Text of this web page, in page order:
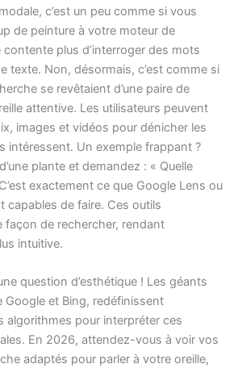
c’est un peu comme si vous
de peinture à votre moteur de
contente plus d’interroger des mots
texte. Non, désormais, c’est comme si
se revêtaient d’une paire de
attentive. Les utilisateurs peuvent
images et vidéos pour dénicher les
intéressent. Un exemple frappant ?
plante et demandez : « Quelle
exactement ce que Google Lens ou
capables de faire. Ces outils
de rechercher, rendant
intuitive.
question d’esthétique ! Les géants
Google et Bing, redéfinissent
algorithmes pour interpréter ces
En 2026, attendez-vous à voir vos
adaptés pour parler à votre oreille,